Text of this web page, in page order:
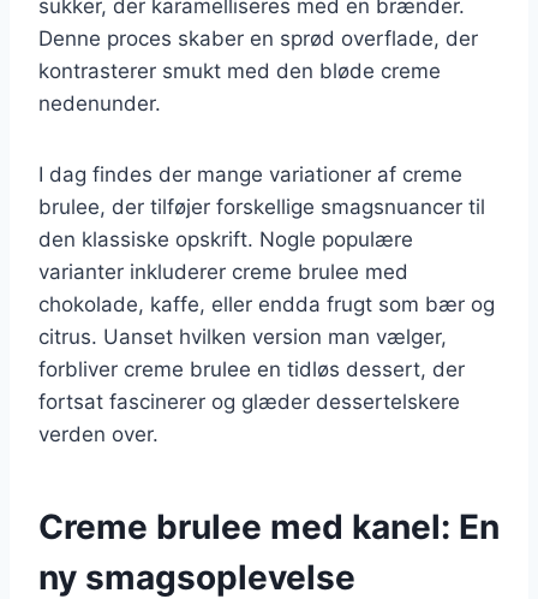
sukker, der karamelliseres med en brænder.
Denne proces skaber en sprød overflade, der
kontrasterer smukt med den bløde creme
nedenunder.
I dag findes der mange variationer af creme
brulee, der tilføjer forskellige smagsnuancer til
den klassiske opskrift. Nogle populære
varianter inkluderer creme brulee med
chokolade, kaffe, eller endda frugt som bær og
citrus. Uanset hvilken version man vælger,
forbliver creme brulee en tidløs dessert, der
fortsat fascinerer og glæder dessertelskere
verden over.
Creme brulee med kanel: En
ny smagsoplevelse